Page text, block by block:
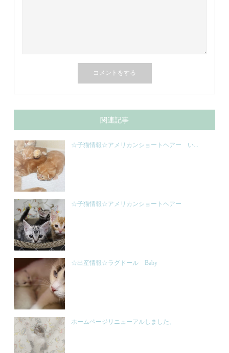
関連記事
☆子猫情報☆アメリカンショートヘアー い...
☆子猫情報☆アメリカンショートヘアー
☆出産情報☆ラグドール Baby
ホームページリニューアルしました。